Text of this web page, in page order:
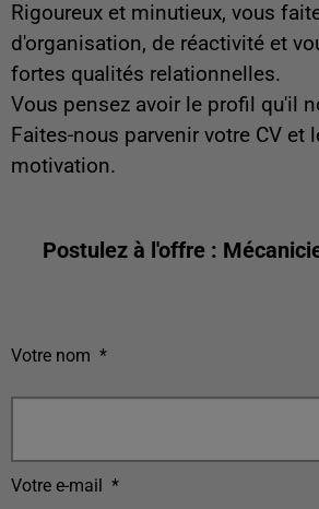
Rigoureux et minutieux, vous
d'organisation, de réactivité et
fortes qualités relationnelles.
Vous pensez avoir le profil qu'il
Faites-nous parvenir votre CV et
motivation.
Postulez à l'offre :
Votre nom *
Votre e-mail *